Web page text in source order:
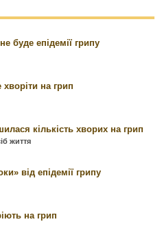
буде епідемії грипу
на грип
кількість хворих на грип
життя
від епідемії грипу
на грип